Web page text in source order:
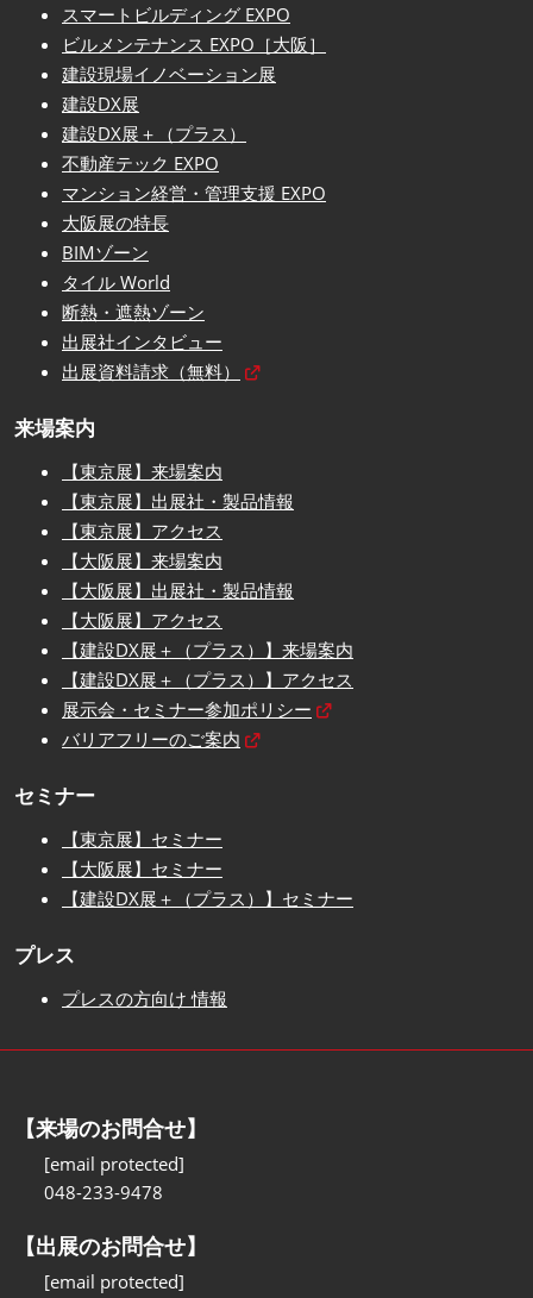
スマートビルディング EXPO
ビルメンテナンス EXPO［大阪］
建設現場イノベーション展
建設DX展
建設DX展＋（プラス）
不動産テック EXPO
マンション経営・管理支援 EXPO
大阪展の特長
BIMゾーン
タイル World
断熱・遮熱ゾーン
出展社インタビュー
出展資料請求（無料）
来場案内
【東京展】来場案内
【東京展】出展社・製品情報
【東京展】アクセス
【大阪展】来場案内
【大阪展】出展社・製品情報
【大阪展】アクセス
【建設DX展＋（プラス）】来場案内
【建設DX展＋（プラス）】アクセス
展示会・セミナー参加ポリシー
バリアフリーのご案内
セミナー
【東京展】セミナー
【大阪展】セミナー
【建設DX展＋（プラス）】セミナー
プレス
プレスの方向け 情報
【来場のお問合せ】
[email protected]
048-233-9478
【出展のお問合せ】
[email protected]